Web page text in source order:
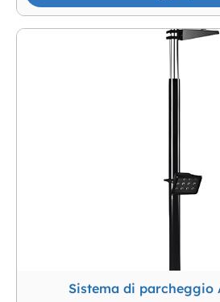
Sistema di parcheggio